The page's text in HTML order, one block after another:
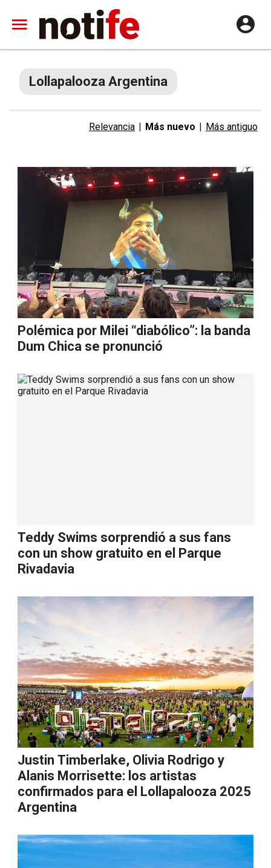
Lollapalooza Argentina
Relevancia | Más nuevo | Más antiguo
Polémica por Milei “diabólico”: la banda
Dum Chica se pronunció
Teddy Swims sorprendió a sus fans
con un show gratuito en el Parque
Rivadavia
Justin Timberlake, Olivia Rodrigo y
Alanis Morrisette: los artistas
confirmados para el Lollapalooza 2025
Argentina